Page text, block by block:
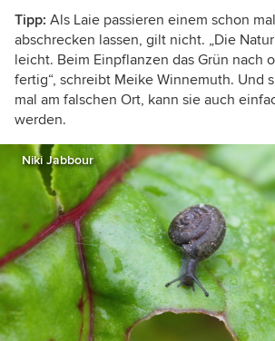
Tipp: Als Laie passieren einem schon
abschrecken lassen, gilt nicht. „Die
leicht. Beim Einpflanzen das Grün nach
fertig“, schreibt Meike Winnemuth. Und
mal am falschen Ort, kann sie auch
werden.
Niki Jabbour